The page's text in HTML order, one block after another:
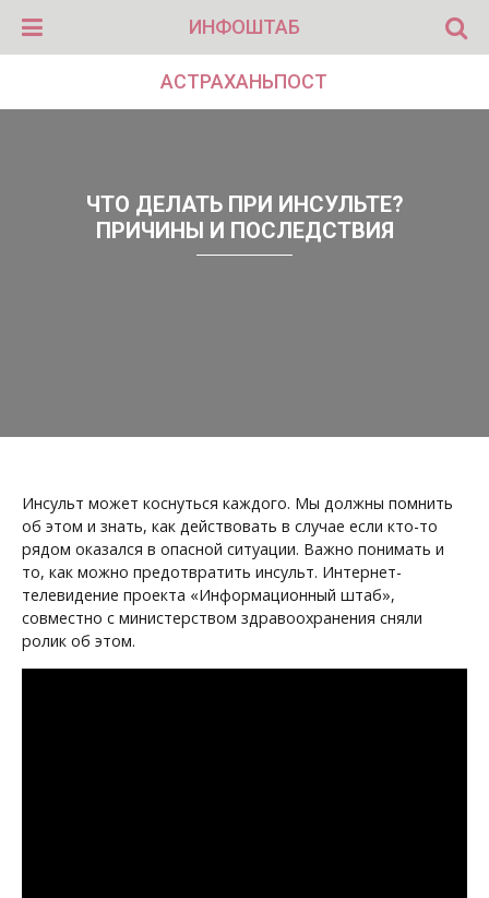
ИНФОШТАБ
АСТРАХАНЬПОСТ
ЧТО ДЕЛАТЬ ПРИ ИНСУЛЬТЕ?
ПРИЧИНЫ И ПОСЛЕДСТВИЯ
Инсульт может коснуться каждого. Мы должны помнить
об этом и знать, как действовать в случае если кто-то
рядом оказался в опасной ситуации. Важно понимать и
то, как можно предотвратить инсульт. Интернет-
телевидение проекта «Информационный штаб»,
совместно с министерством здравоохранения сняли
ролик об этом.